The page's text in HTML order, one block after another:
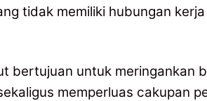
tidak memiliki hubungan
bertujuan untuk meringankan
memperluas cakupan